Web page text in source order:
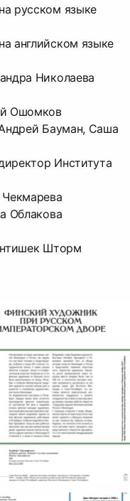
русском языке
английском языке
Николаева
Ошомков
Бауман, Саша
Института
Облакова
Шторм